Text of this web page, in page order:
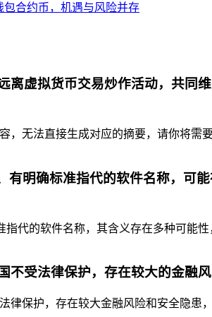
包合约币，机遇与风险并存
离虚拟货币交易炒作活动，共同
，无法直接生成对应的摘要，请你将需
有明确标准指代的软件名称，可
指代的软件名称，其含义存在多种可能
不受法律保护，存在较大的金融
律保护，存在较大金融风险和安全隐